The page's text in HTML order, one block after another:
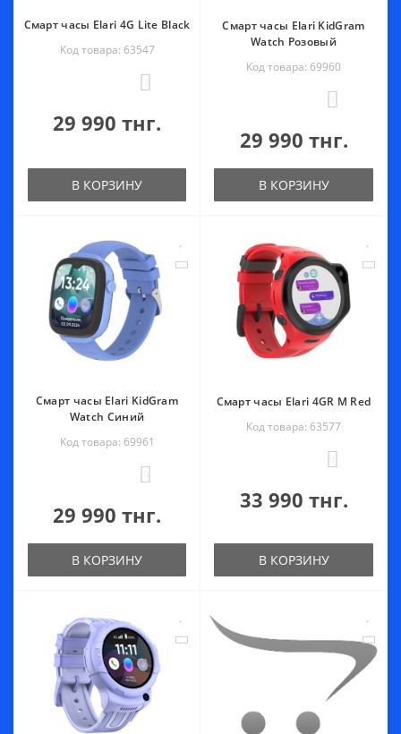
Смарт часы Elari 4G Lite Black
Код товара: 63547
29 990 тнг.
В КОРЗИНУ
Смарт часы Elari KidGram
Watch Розовый
Код товара: 69960
29 990 тнг.
В КОРЗИНУ
Смарт часы Elari KidGram
Watch Синий
Код товара: 69961
29 990 тнг.
В КОРЗИНУ
Смарт часы Elari 4GR M Red
Код товара: 63577
33 990 тнг.
В КОРЗИНУ